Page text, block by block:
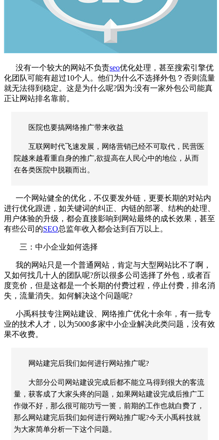
没有一个较大的网站不负责seo优化处理，甚至搜索引擎优
化团队可能有超过10个人。他们为什么不选择外包？否则流量
就无法得到稳定。这是为什么呢?因为:没有一家外包公司能真
正让网站排名靠前。
医院也要搞网络推广带来收益
互联网时代飞速发展，网络营销已经不可取代，民营医
院越来越看重自身的推广,欲提高在人民心中的地位，从而
在各类医院中脱颖而出。
一个网站健全的优化，不仅要发外链，更要长期的对站内
进行优化跟进，如关键词的纠正、内链的部署、结构的处理、
用户体验的升级，都会直接影响到网站最终的成长效果，甚至
有些公司的SEO总监年收入都会达到百万以上。
三：中小企业如何选择
我的网站只是一个普通网站，肯定与大型网站比不了啊，
又如何找几十人的团队呢?所以很多公司选择了外包，或者百
度竞价，但是这都是一个长期的付费过程，停止付费，排名消
失，流量消失。如何解决这个问题呢?
小禹科技专注网站建设、 网络推广优化十余年，有一批专
业的技术人才，以为5000多家中小企业解决此类问题，没有效
果不收费。
网站建完后我们如何进行网站推广呢?
大部分公司网站建设完成后都不能立马得到很大的客流
量，获客成了大家头疼的问题，如果网站建设完成后推广工
作做不好，那么很可能功亏一篑，前期的工作也就白费了，
那么网站建完后我们如何进行网站推广呢?今天小禹科技就
为大家简单分析一下这个问题。